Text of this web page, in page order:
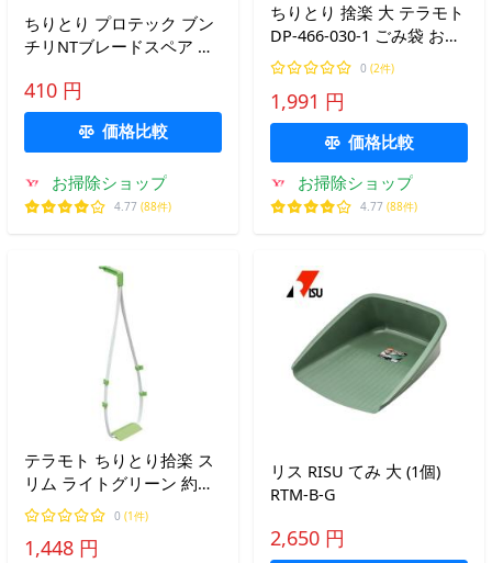
ちりとり プロテック ブン
チリNTブレードスペア 山
リ
410 円
価格比較
お掃除ショップ
4.77 (88件)
ちりとり 捨楽 大 テラモト
DP-466-030-1 ごみ袋 お掃
除 清掃 チリトリ
0 (2件)
1,991 円
価格比較
お掃除ショップ
4.77 (88件)
テラモト ちりとり拾楽 ス
リム ライトグリーン 約幅
23×奥行15.2×高さ80cm
0 (1件)
1,448 円
リス RISU てみ 大 (1個)
RTM-B-G
2,650 円